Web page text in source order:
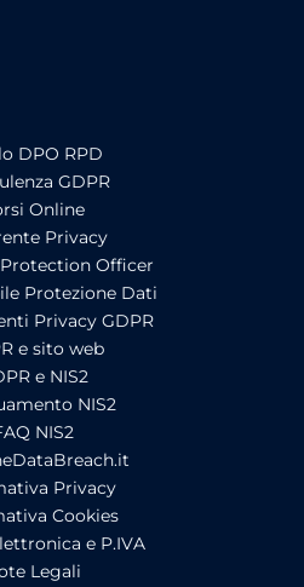
DPO RPD
GDPR
Online
Privacy
Officer
Protezione Dati
Privacy GDPR
e sito web
e NIS2
NIS2
NIS2
Privacy
Cookies
e P.IVA
Legali